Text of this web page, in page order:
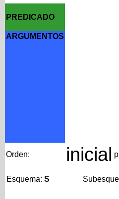
PREDICADO
ARGUMENTOS
Orden: inicial
Esquema: S